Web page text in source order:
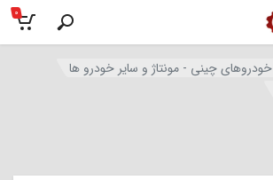
0
خودروهای چینی - مونتاژ و سایر خودرو ها